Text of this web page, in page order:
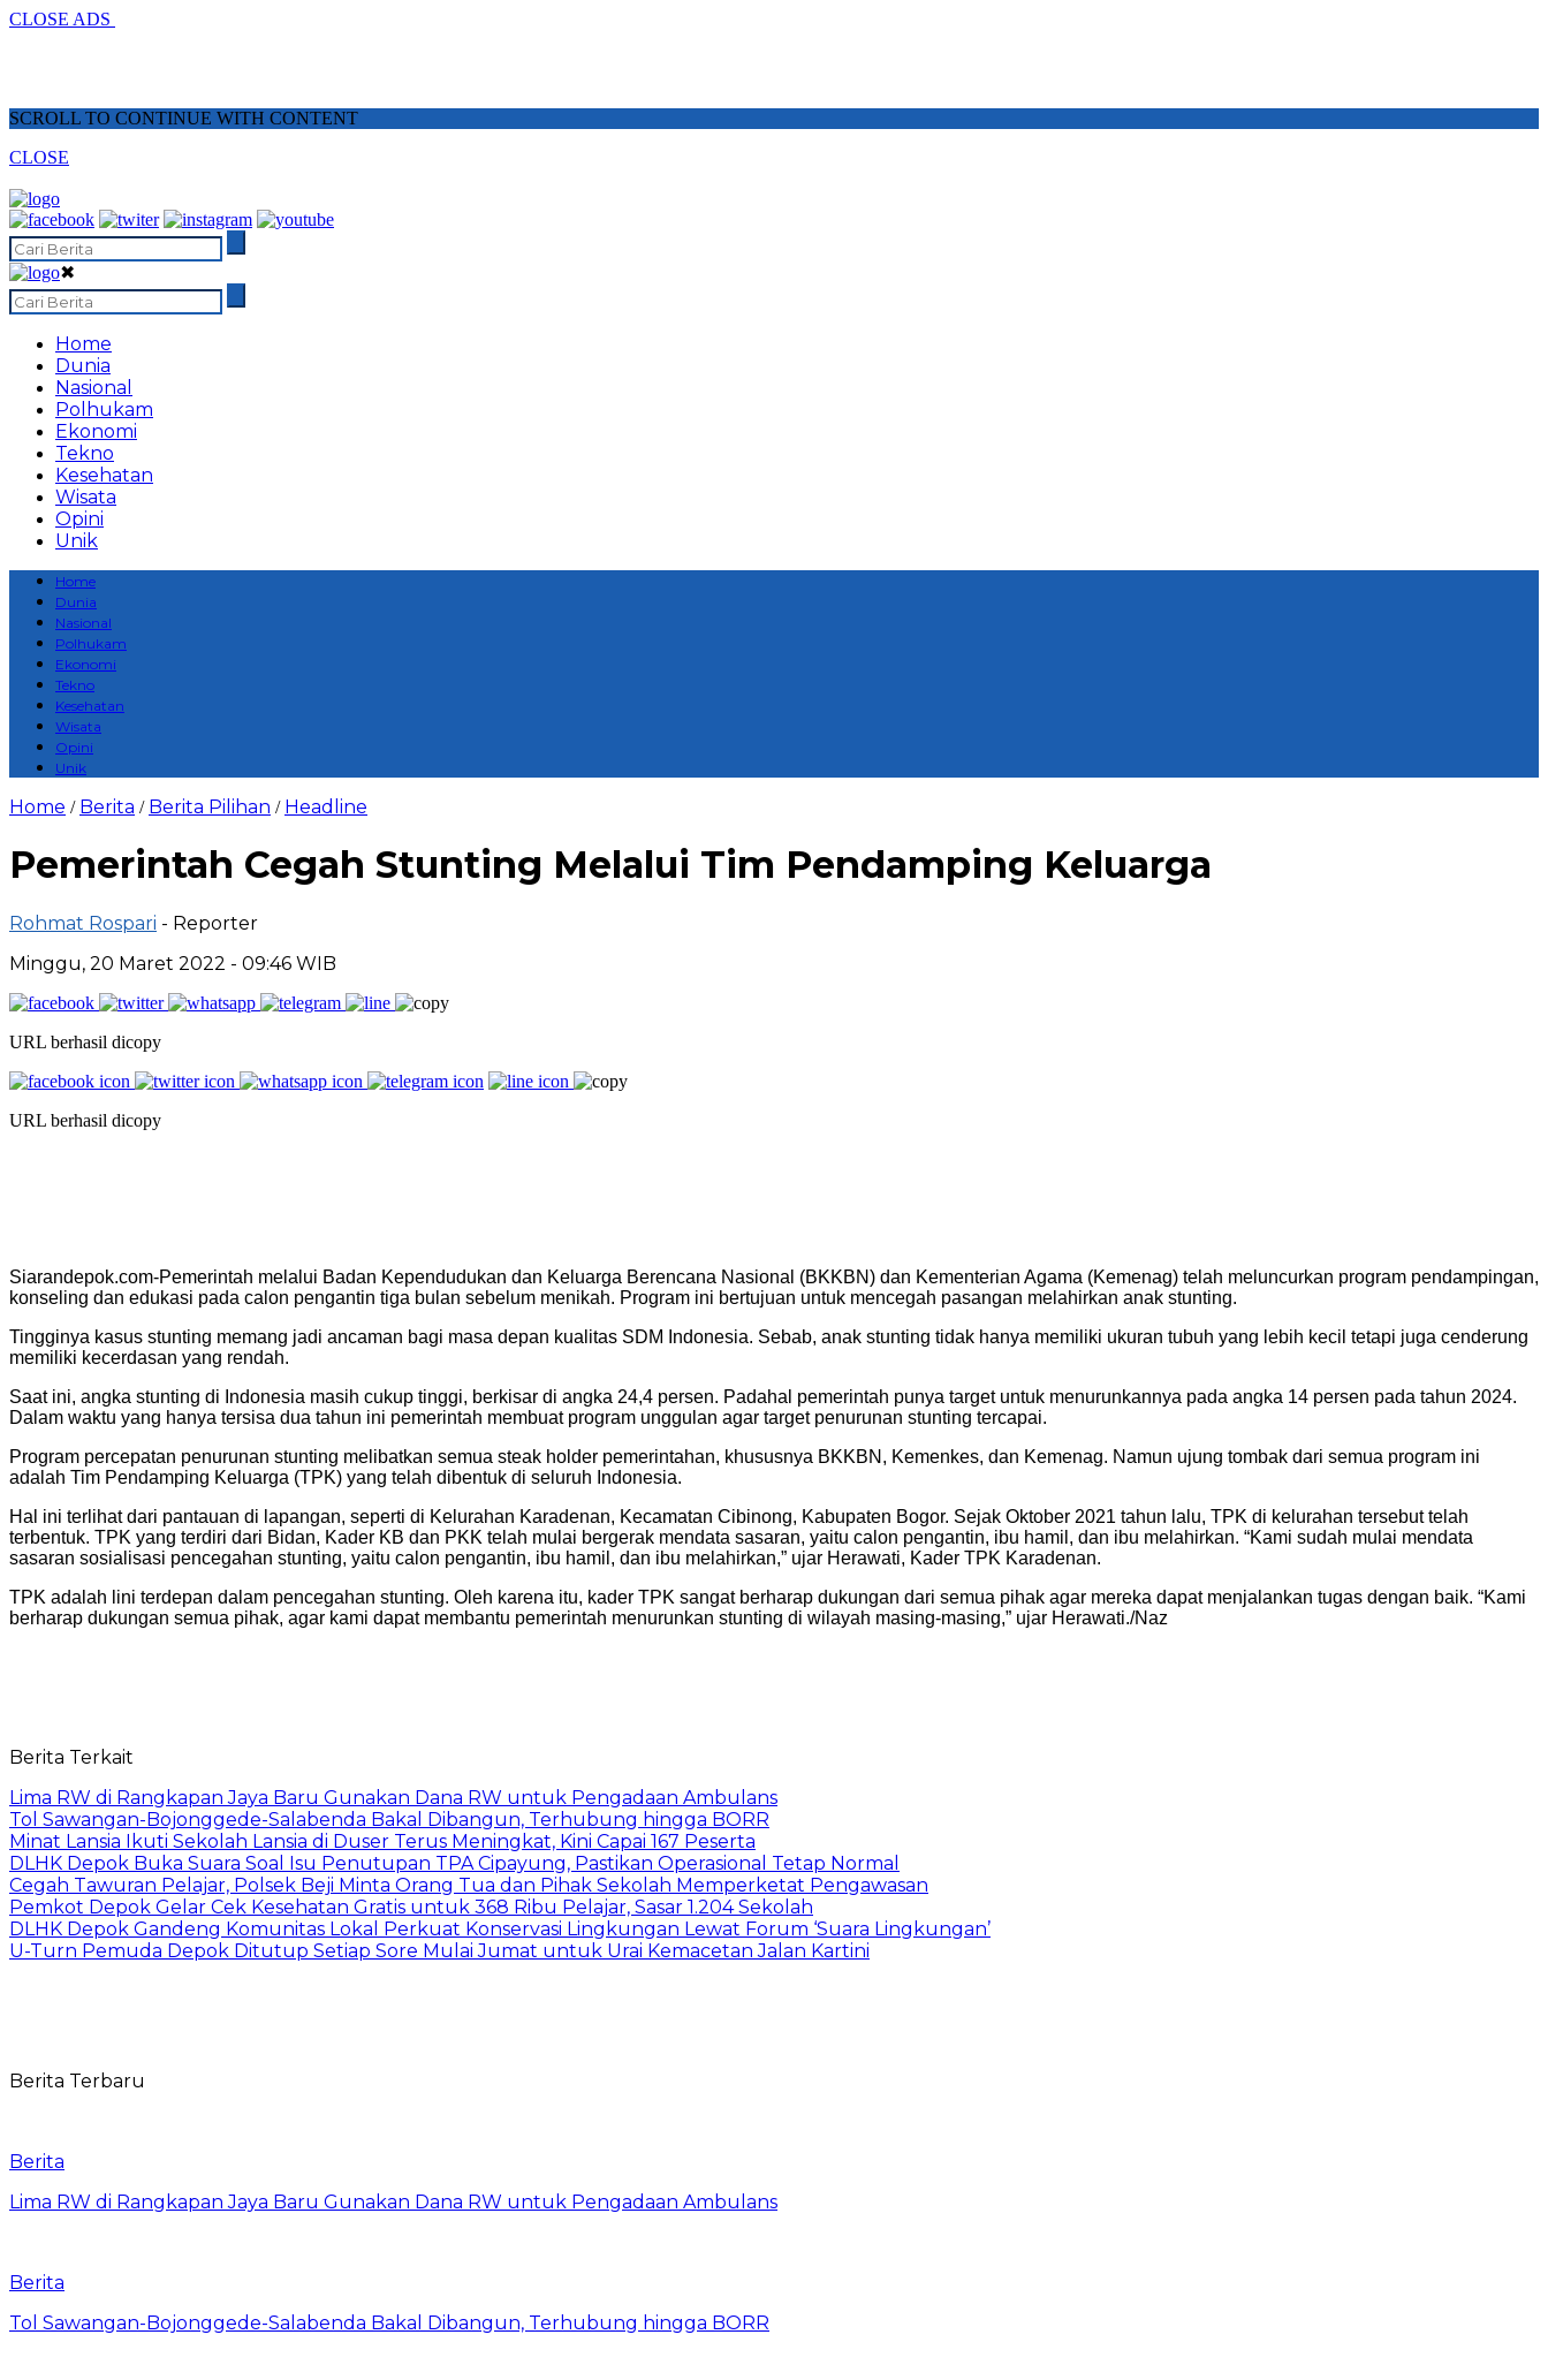
CLOSE ADS
SCROLL TO CONTINUE WITH CONTENT
CLOSE
✖
Home
Dunia
Nasional
Polhukam
Ekonomi
Tekno
Kesehatan
Wisata
Opini
Unik
Home
Dunia
Nasional
Polhukam
Ekonomi
Tekno
Kesehatan
Wisata
Opini
Unik
Home / Berita / Berita Pilihan / Headline
Pemerintah Cegah Stunting Melalui Tim Pendamping Keluarga
Rohmat Rospari - Reporter
Minggu, 20 Maret 2022 - 09:46 WIB
URL berhasil dicopy
URL berhasil dicopy
Siarandepok.com-Pemerintah melalui Badan Kependudukan dan Keluarga Berencana Nasional (BKKBN) dan Kementerian Agama (Kemenag) telah meluncurkan program pendampingan,
konseling dan edukasi pada calon pengantin tiga bulan sebelum menikah. Program ini bertujuan untuk mencegah pasangan melahirkan anak stunting.
Tingginya kasus stunting memang jadi ancaman bagi masa depan kualitas SDM Indonesia. Sebab, anak stunting tidak hanya memiliki ukuran tubuh yang lebih kecil tetapi juga cenderung
memiliki kecerdasan yang rendah.
Saat ini, angka stunting di Indonesia masih cukup tinggi, berkisar di angka 24,4 persen. Padahal pemerintah punya target untuk menurunkannya pada angka 14 persen pada tahun 2024.
Dalam waktu yang hanya tersisa dua tahun ini pemerintah membuat program unggulan agar target penurunan stunting tercapai.
Program percepatan penurunan stunting melibatkan semua steak holder pemerintahan, khususnya BKKBN, Kemenkes, dan Kemenag. Namun ujung tombak dari semua program ini
adalah Tim Pendamping Keluarga (TPK) yang telah dibentuk di seluruh Indonesia.
Hal ini terlihat dari pantauan di lapangan, seperti di Kelurahan Karadenan, Kecamatan Cibinong, Kabupaten Bogor. Sejak Oktober 2021 tahun lalu, TPK di kelurahan tersebut telah
terbentuk. TPK yang terdiri dari Bidan, Kader KB dan PKK telah mulai bergerak mendata sasaran, yaitu calon pengantin, ibu hamil, dan ibu melahirkan. “Kami sudah mulai mendata
sasaran sosialisasi pencegahan stunting, yaitu calon pengantin, ibu hamil, dan ibu melahirkan,” ujar Herawati, Kader TPK Karadenan.
TPK adalah lini terdepan dalam pencegahan stunting. Oleh karena itu, kader TPK sangat berharap dukungan dari semua pihak agar mereka dapat menjalankan tugas dengan baik. “Kami
berharap dukungan semua pihak, agar kami dapat membantu pemerintah menurunkan stunting di wilayah masing-masing,” ujar Herawati./Naz
Berita Terkait
Lima RW di Rangkapan Jaya Baru Gunakan Dana RW untuk Pengadaan Ambulans
Tol Sawangan-Bojonggede-Salabenda Bakal Dibangun, Terhubung hingga BORR
Minat Lansia Ikuti Sekolah Lansia di Duser Terus Meningkat, Kini Capai 167 Peserta
DLHK Depok Buka Suara Soal Isu Penutupan TPA Cipayung, Pastikan Operasional Tetap Normal
Cegah Tawuran Pelajar, Polsek Beji Minta Orang Tua dan Pihak Sekolah Memperketat Pengawasan
Pemkot Depok Gelar Cek Kesehatan Gratis untuk 368 Ribu Pelajar, Sasar 1.204 Sekolah
DLHK Depok Gandeng Komunitas Lokal Perkuat Konservasi Lingkungan Lewat Forum ‘Suara Lingkungan’
U-Turn Pemuda Depok Ditutup Setiap Sore Mulai Jumat untuk Urai Kemacetan Jalan Kartini
Berita Terbaru
Berita
Lima RW di Rangkapan Jaya Baru Gunakan Dana RW untuk Pengadaan Ambulans
Berita
Tol Sawangan-Bojonggede-Salabenda Bakal Dibangun, Terhubung hingga BORR